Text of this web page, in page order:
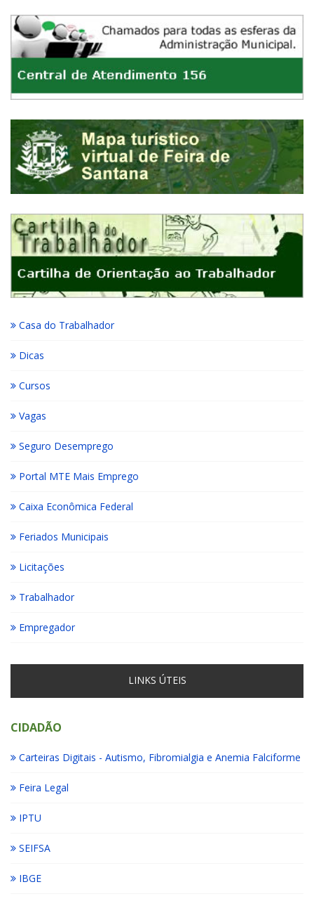
Casa do Trabalhador
Dicas
Cursos
Vagas
Seguro Desemprego
Portal MTE Mais Emprego
Caixa Econômica Federal
Feriados Municipais
Licitações
Trabalhador
Empregador
LINKS ÚTEIS
CIDADÃO
Carteiras Digitais - Autismo, Fibromialgia e Anemia Falciforme
Feira Legal
IPTU
SEIFSA
IBGE